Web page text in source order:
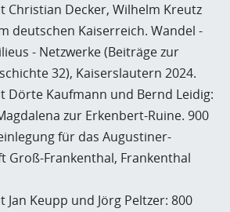
Christian Decker, Wilhelm Kreutz
deutschen Kaiserreich. Wandel -
- Netzwerke (Beiträge zur
32), Kaiserslautern 2024.
Dörte Kaufmann und Bernd Leidig:
zur Erkenbert-Ruine. 900
für das Augustiner-
Groß-Frankenthal, Frankenthal
Jan Keupp und Jörg Peltzer: 800